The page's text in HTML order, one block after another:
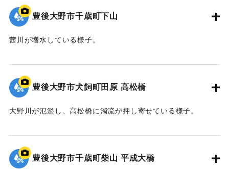
豊後大野市千歳町下山
茜川が増水している様子。
｜固有コード:00990065
豊後大野市犬飼町田原 高松橋
大野川が氾濫し、高松橋に濁流が押し寄せている様子。
｜固有コード:00990063
豊後大野市千歳町柴山 平成大橋